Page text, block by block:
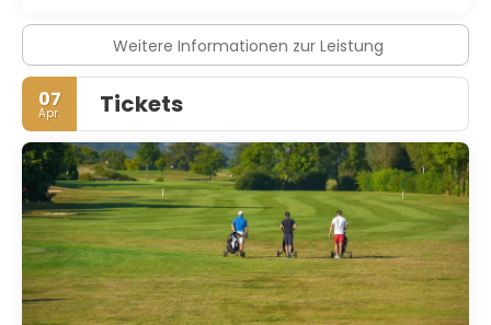
Weitere Informationen zur Leistung
07
Apr. Tickets